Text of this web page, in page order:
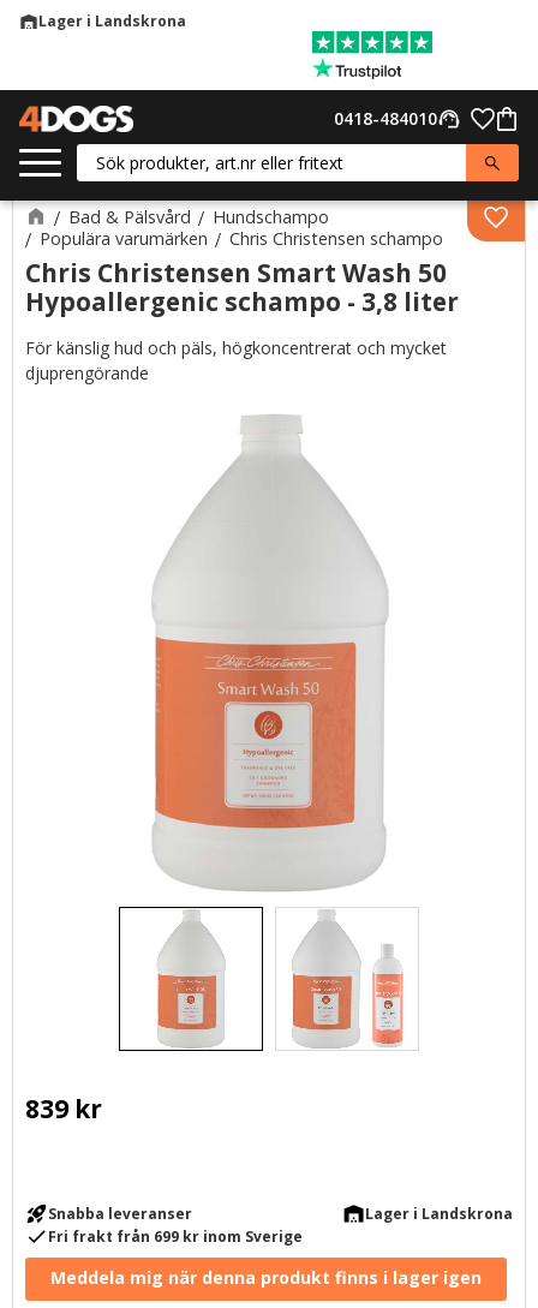
warehouseLager i Landskrona
support_agent
0418-484010
Bad & Pälsvård
Hundschampo
Populära varumärken
Chris Christensen schampo
Chris Christensen Smart Wash 50
Hypoallergenic schampo - 3,8 liter
För känslig hud och päls, högkoncentrerat och mycket
djuprengörande
839kr
rocket_launchSnabba leveranser warehouseLager i Landskrona
checkFri frakt från 699 kr inom Sverige